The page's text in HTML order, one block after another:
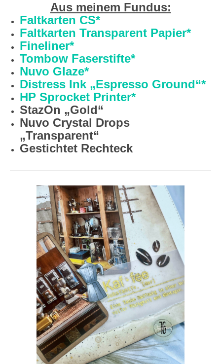
Aus meinem Fundus:
Faltkarten CS*
Faltkarten Transparent Papier*
Fineliner*
Tombow Faserstifte*
Nuvo Glaze*
Distress Ink „Espresso Ground“*
HP Sprocket Printer*
StazOn „Gold“
Nuvo Crystal Drops
„Transparent“
Gestichtet Rechteck